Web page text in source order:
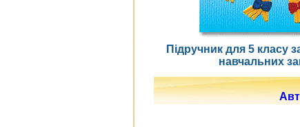
Підручник для 5 класу
навчальних